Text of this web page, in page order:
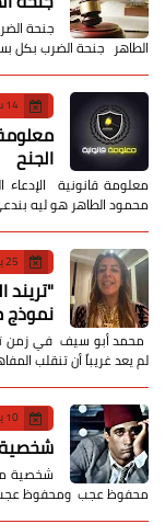
جنحة
الطاهر جنحة الضرب بكل
14 سبتمبر 2022
الجنح
معلومة قانونية
محمود الطاهر هو ليه
25 يوليو 2026
محمد أبو سيف ​في زمن
لم يعد غريباً أن تنقلب
10 يونيو 2021
شخصية
محفوظ عجب ومحفوظ عجب